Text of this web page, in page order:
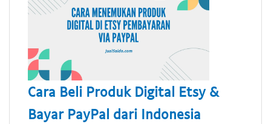
Cara Beli Produk Digital Etsy &
Bayar PayPal dari Indonesia